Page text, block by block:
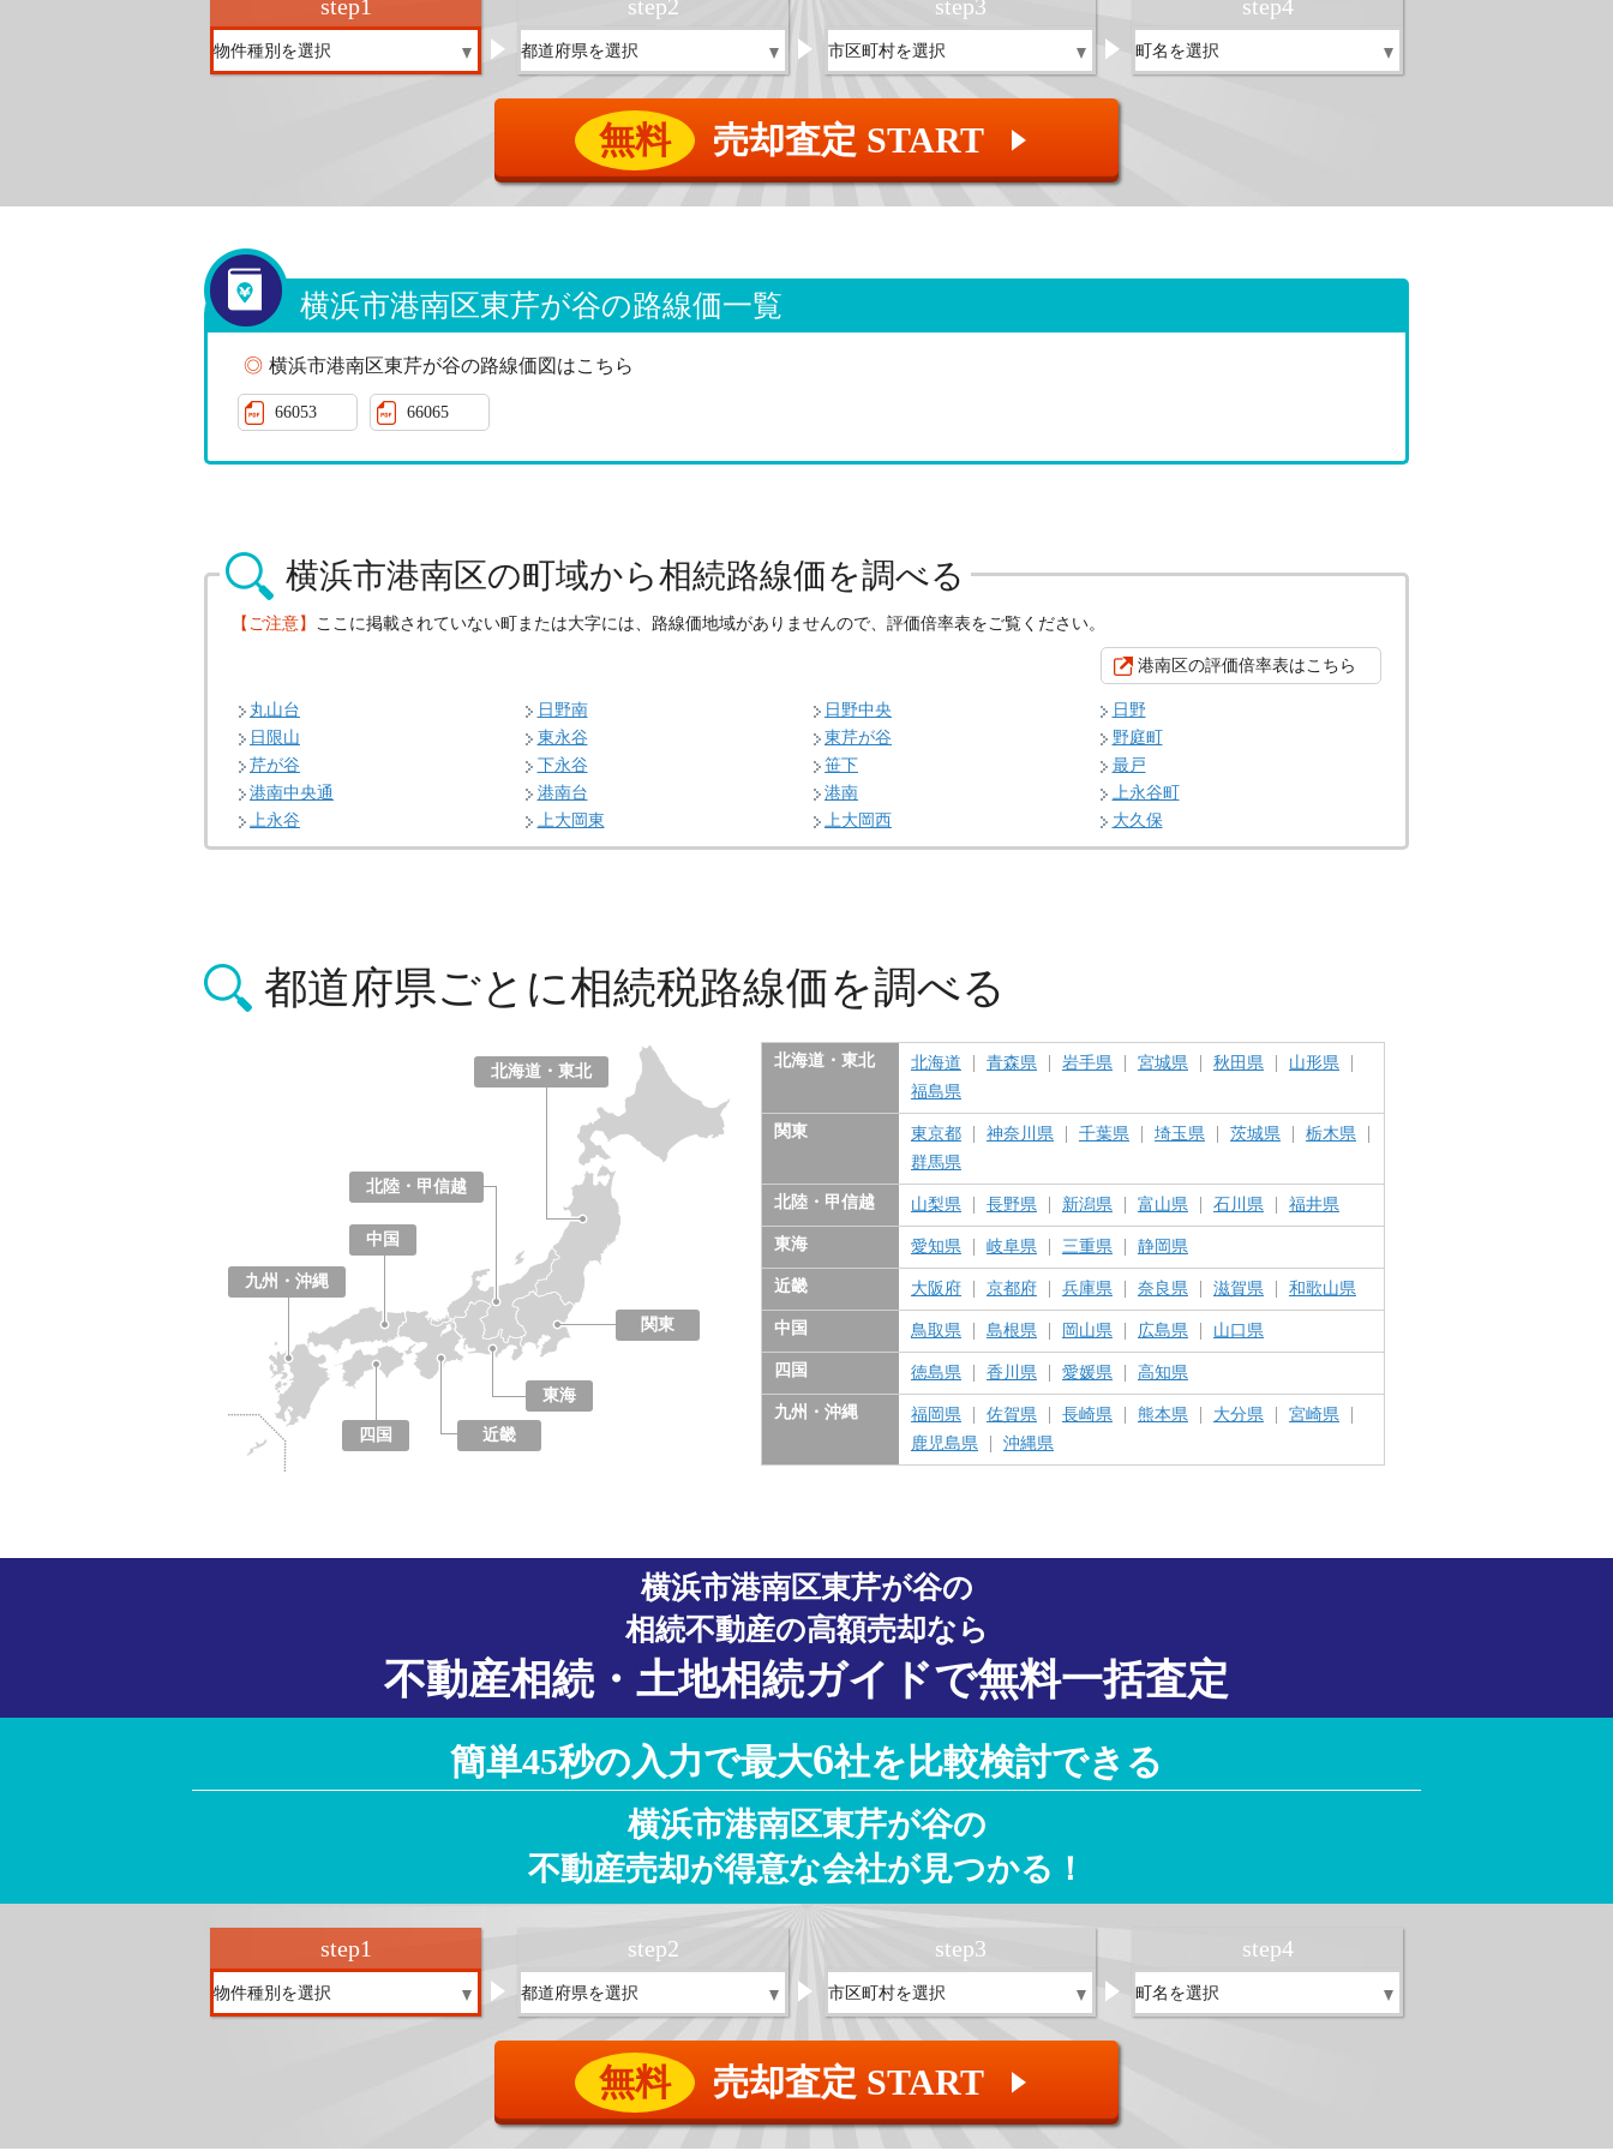
step1 step2 step3 step4
無料 売却査定 START ▲
横浜市港南区東芹が谷の路線価一覧
横浜市港南区東芹が谷の路線価図はこちら
66053 66065
横浜市港南区の町域から相続路線価を調べる
【ご注意】 ここに掲載されていない町または大字には、路線価地域がありませんので、評価倍率表をご覧ください。
港南区の評価倍率表はこちら
丸山台 日野南 日野中央
日野
日限山
東永谷 東芹が谷
野庭町
芹が谷
下永谷 笹下
最戸
港南中央通
港南台 港南
上永谷町
上永谷
上大岡東 上大岡西 大久保
都道府県ごとに相続税路線価を調べる
北海道・東北
関東
北陸・甲信越
東海
愛知県
岐阜県
三重県
静岡県
近畿
中国
四国
九州・沖縄
北海道・東北 北海道 青森県 岩手県 宮城県 秋田県
山形県
福島県
関東 東京都 神奈川県 千葉県 埼玉県 茨城県
栃木県
群馬県
北陸・甲信越 山梨県 長野県 新潟県 富山県 石川県 福井県
東海 愛知県 岐阜県 三重県 静岡県
近畿 大阪府 京都府 兵庫県 奈良県 滋賀県 和歌山県
中国 鳥取県 島根県 岡山県 広島県 山口県
四国 徳島県 香川県 愛媛県 高知県
九州・沖縄 福岡県 佐賀県 長崎県 熊本県 大分県
宮崎県
鹿児島県
沖縄県
横浜市港南区東芹が谷の
相続不動産の高額売却なら
不動産相続・土地相続ガイドで無料一括査定
簡単45秒の入力で最大6社を比較検討できる
横浜市港南区東芹が谷の
不動産売却が得意な会社が見つかる！
step1 step2 step3 step4
無料 売却査定 START ▲